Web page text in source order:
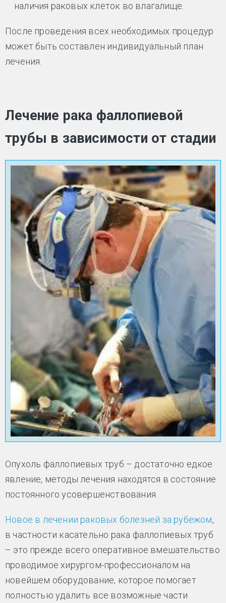
наличия раковых клеток во влагалище.
После проведения всех необходимых процедур
может быть составлен индивидуальный план
лечения.
Лечение рака фаллопиевой
трубы в зависимости от стадии
Опухоль фаллопиевых труб – достаточно едкое
явление, методы лечения находятся в состояние
постоянного усовершенствования.
Новое в лечении раковых болезней за рубежом,
в частности касательно рака фаллопиевых труб
– это прежде всего оперативное вмешательство
проводимое хирургом-профессионалом на
новейшем оборудование, которое помогает
полностью удалить все возможные части